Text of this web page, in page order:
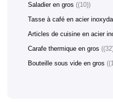
Saladier en gros
(10)
Tasse à café en acier
Articles de cuisine en acier
Carafe thermique en gros
Bouteille sous vide en gros